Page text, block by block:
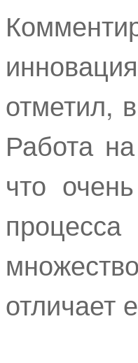
отметил,
Работа
что
отличает